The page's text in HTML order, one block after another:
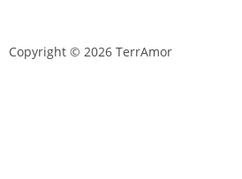
Copyright © 2026 TerrAmor